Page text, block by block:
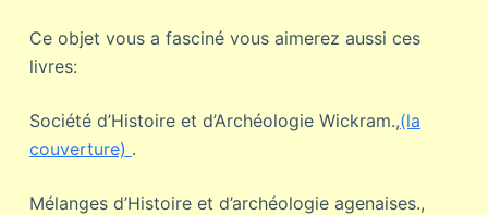
Ce objet vous a fasciné vous aimerez aussi ces
livres:
Société d’Histoire et d’Archéologie Wickram.,(la
couverture) .
Mélanges d’Histoire et d’archéologie agenaises.,